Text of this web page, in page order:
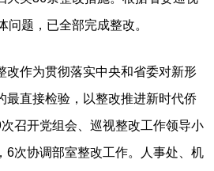
问题，已全部完成整改。
作为贯彻落实中央和省委对新形
最直接检验，以整改推进新时代侨
召开党组会、巡视整改工作领导小
6次协调部室整改工作。人事处、机